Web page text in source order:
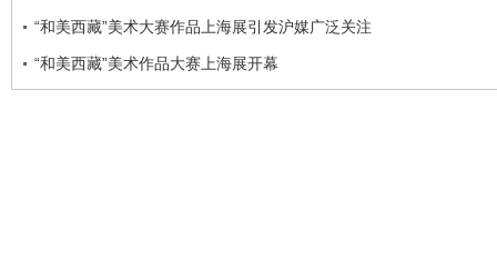
“和美西藏”美术大赛作品上海展引发沪媒广泛关注
“和美西藏”美术作品大赛上海展开幕